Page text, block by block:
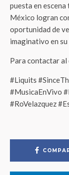
puesta en
México logran
oportunidad de
imaginativo en
Para contactar
#Liquits
#MusicaEnVivo
#RoVelazquez